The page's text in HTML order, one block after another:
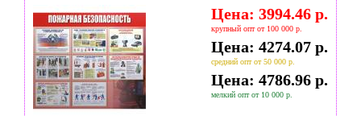
Цена: 3994.46 р.
крупный опт от 100 000 р.
Цена: 4274.07 р.
средний опт от 50 000 р.
Цена: 4786.96 р.
мелкий опт от 10 000 р.